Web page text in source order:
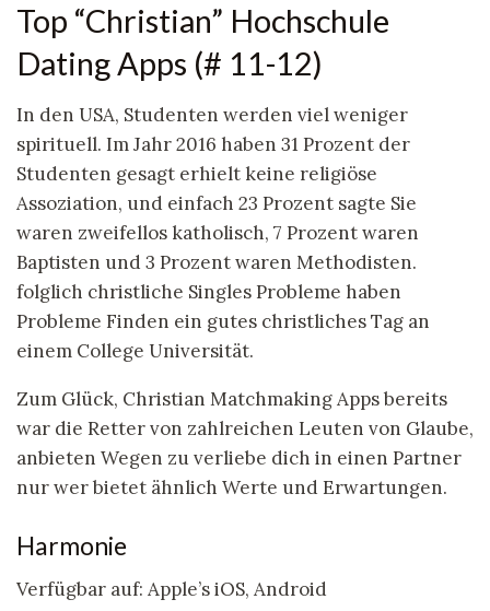
Top “Christian” Hochschule
Dating Apps (# 11-12)
In den USA, Studenten werden viel weniger
spirituell. Im Jahr 2016 haben 31 Prozent der
Studenten gesagt erhielt keine religiöse
Assoziation, und einfach 23 Prozent sagte Sie
waren zweifellos katholisch, 7 Prozent waren
Baptisten und 3 Prozent waren Methodisten.
folglich christliche Singles Probleme haben
Probleme Finden ein gutes christliches Tag an
einem College Universität.
Zum Glück, Christian Matchmaking Apps bereits
war die Retter von zahlreichen Leuten von Glaube,
anbieten Wegen zu verliebe dich in einen Partner
nur wer bietet ähnlich Werte und Erwartungen.
Harmonie
Verfügbar auf: Apple’s iOS, Android